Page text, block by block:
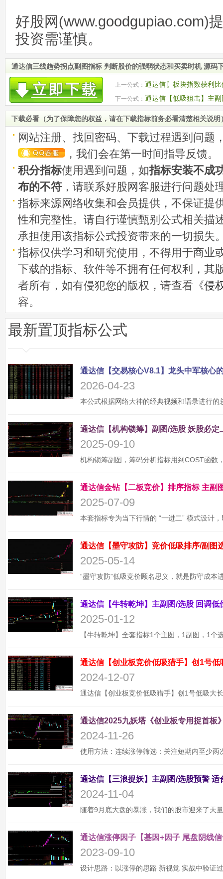
好股网(www.goodgupiao.com)
投资需谨慎。
通达信三线趋势拐点副图指标 判断股价的强弱状态和买卖时机 源码
上一公式： 通达信〖板块指数获利
板块指数
下一公式： 通达信【低吸狙击】主
源码
下载必看（为了保障您的权益，请在下载指标前务必看清楚相关说明
网站注册、找回密码、下载过程遇到问题
，我们会在第一时间指导反馈。
积分指标使用遇到问题，如指标安装不成
布的不符 ，请联系好股网客服进行问题处
指标来源网络收集和会员提供，不保证提
性和完整性。请自行谨慎甄别公式相关描
承担使用该指标公式投资带来的一切损失
指标仅供学习和研究使用，不得用于商业
下载的指标、软件等不拥有任何权利，其
者所有，如有侵犯您的版权，请查看《侵
容。
最新置顶指标公式
2026-04-23
2025-09-10
2025-07-09
2025-05-14
2025-01-12
通达信【创业板竞价低吸猎手】创1号
2024-12-07
通达信2025九妖塔《创业板专用捉首板
2024-11-26
2024-11-04
通达信涨停因子【基因+因子 尾盘阴线
2023-09-10